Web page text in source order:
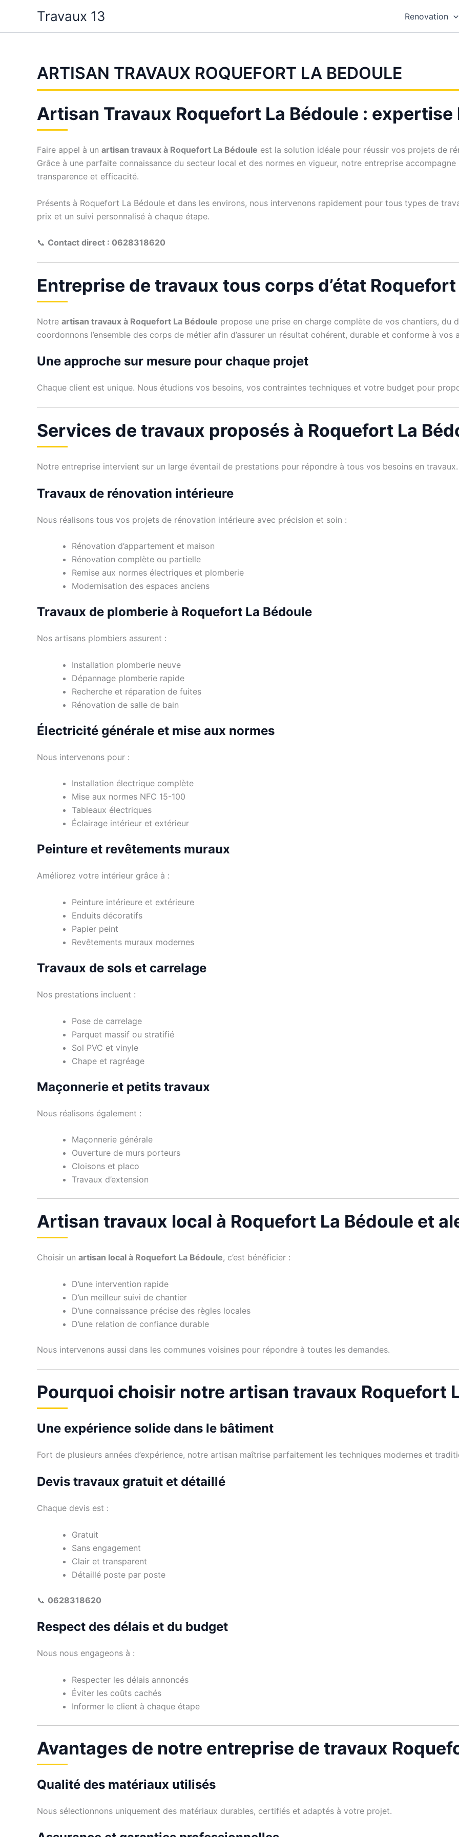
contenu
Travaux 13 Renovation
ARTISAN TRAVAUX ROQUEFORT LA BEDOULE
Artisan Travaux Roquefort La Bédoule :
Faire appel à un artisan travaux à Roquefort La Bédoule est la solution idéale pour réussir vos projets de
Grâce à une parfaite connaissance du secteur local et des normes en vigueur, notre entreprise
transparence et efficacité.
Présents à Roquefort La Bédoule et dans les environs, nous intervenons rapidement pour tous types de
prix et un suivi personnalisé à chaque étape.
📞 Contact direct : 0628318620
Entreprise de travaux tous corps d’état Roquefort
Notre artisan travaux à Roquefort La Bédoule propose une prise en charge complète de vos chantiers, du
coordonnons l’ensemble des corps de métier afin d’assurer un résultat cohérent, durable et conforme à vos
Une approche sur mesure pour chaque projet
Chaque client est unique. Nous étudions vos besoins, vos contraintes techniques et votre budget pour
Services de travaux proposés à Roquefort La
Notre entreprise intervient sur un large éventail de prestations pour répondre à tous vos besoins en travaux.
Travaux de rénovation intérieure
Nous réalisons tous vos projets de rénovation intérieure avec précision et soin :
Rénovation d’appartement et maison
Rénovation complète ou partielle
Remise aux normes électriques et plomberie
Modernisation des espaces anciens
Travaux de plomberie à Roquefort La Bédoule
Nos artisans plombiers assurent :
Installation plomberie neuve
Dépannage plomberie rapide
Recherche et réparation de fuites
Rénovation de salle de bain
Électricité générale et mise aux normes
Nous intervenons pour :
Installation électrique complète
Mise aux normes NFC 15-100
Tableaux électriques
Éclairage intérieur et extérieur
Peinture et revêtements muraux
Améliorez votre intérieur grâce à :
Peinture intérieure et extérieure
Enduits décoratifs
Papier peint
Revêtements muraux modernes
Travaux de sols et carrelage
Nos prestations incluent :
Pose de carrelage
Parquet massif ou stratifié
Sol PVC et vinyle
Chape et ragréage
Maçonnerie et petits travaux
Nous réalisons également :
Maçonnerie générale
Ouverture de murs porteurs
Cloisons et placo
Travaux d’extension
Artisan travaux local à Roquefort La Bédoule et
Choisir un artisan local à Roquefort La Bédoule, c’est bénéficier :
D’une intervention rapide
D’un meilleur suivi de chantier
D’une connaissance précise des règles locales
D’une relation de confiance durable
Nous intervenons aussi dans les communes voisines pour répondre à toutes les demandes.
Pourquoi choisir notre artisan travaux Roquefort
Une expérience solide dans le bâtiment
Fort de plusieurs années d’expérience, notre artisan maîtrise parfaitement les techniques modernes et
Devis travaux gratuit et détaillé
Chaque devis est :
Gratuit
Sans engagement
Clair et transparent
Détaillé poste par poste
📞 0628318620
Respect des délais et du budget
Nous nous engageons à :
Respecter les délais annoncés
Éviter les coûts cachés
Informer le client à chaque étape
Avantages de notre entreprise de travaux
Qualité des matériaux utilisés
Nous sélectionnons uniquement des matériaux durables, certifiés et adaptés à votre projet.